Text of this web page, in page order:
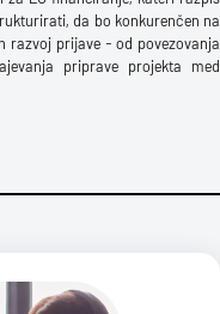
da bo konkurenčen na
razvoj prijave - od povezovanja
priprave projekta med